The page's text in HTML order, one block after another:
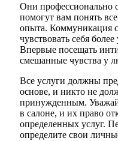
Они профессионально
помогут вам понять
опыта. Коммуникация
чувствовать себя
Впервые посещать
смешанные чувства у
Все услуги должны
основе, и никто не
принужденным.
в салоне, и их право
определенных услуг.
определите свои